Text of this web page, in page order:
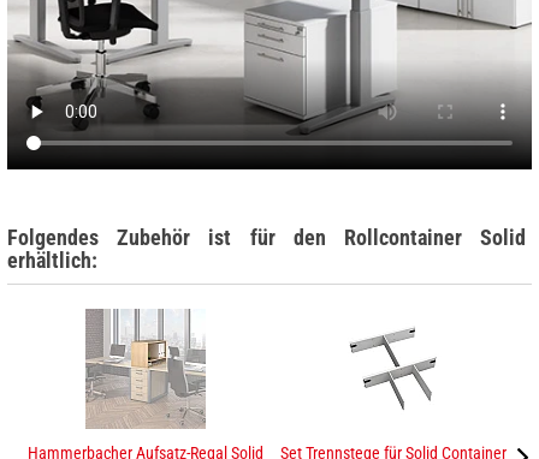
Folgendes Zubehör ist für den Rollcontainer Solid
erhältlich:
Hammerbacher Aufsatz-Regal Solid Set Trennstege für Solid Container